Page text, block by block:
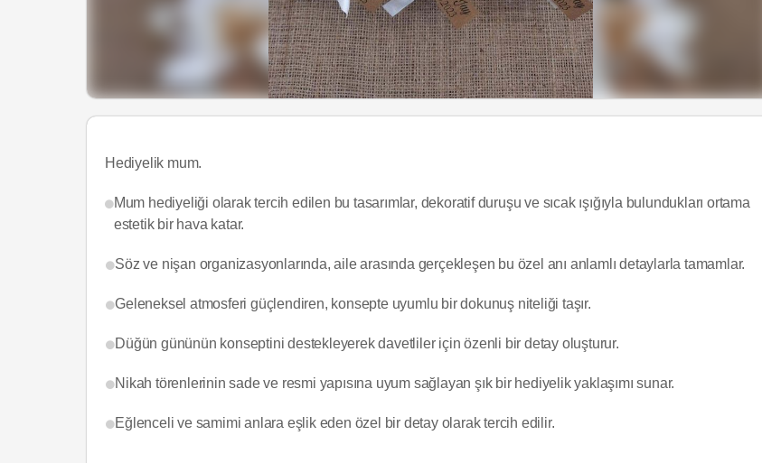
Hediyelik mum.
Mum hediyeliği olarak tercih edilen bu tasarımlar, dekoratif duruşu ve sıcak ışığıyla bulundukları ortama
estetik bir hava katar.
Söz ve nişan organizasyonlarında, aile arasında gerçekleşen bu özel anı anlamlı detaylarla tamamlar.
Geleneksel atmosferi güçlendiren, konsepte uyumlu bir dokunuş niteliği taşır.
Düğün gününün konseptini destekleyerek davetliler için özenli bir detay oluşturur.
Nikah törenlerinin sade ve resmi yapısına uyum sağlayan şık bir hediyelik yaklaşımı sunar.
Eğlenceli ve samimi anlara eşlik eden özel bir detay olarak tercih edilir.